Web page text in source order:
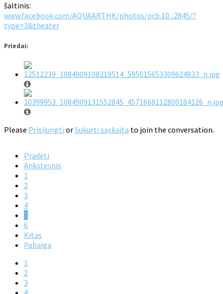
šaltinis:
www.facebook.com/AQUAARTHK/photos/pcb.10...2845/?
type=3&theater
Priedai:
Please Prisijungti orSukurti sąskaitą to join the conversation.
Pradėti
Ankstesnis
1
2
3
4
6
Kitas
Pabaiga
1
2
3